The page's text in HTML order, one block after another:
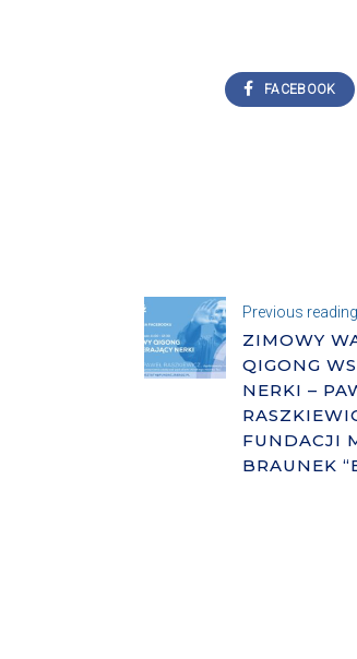
FACEBOOK
Previous reading
ZIMOWY
QIGONG
NERKI –
FUNDACJI
BRAUNEK